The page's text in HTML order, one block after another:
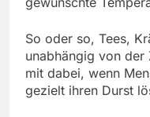
So oder so, Tees,
unabhängig von
mit dabei, wenn
gezielt ihren Durst